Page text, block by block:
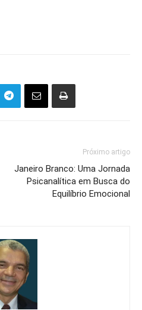
Próximo artigo
Janeiro Branco: Uma Jornada
Psicanalítica em Busca do
Equilíbrio Emocional